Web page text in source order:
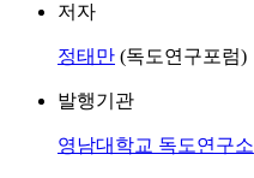
저자
정태만 (독도연구포럼)
발행기관
영남대학교 독도연구소